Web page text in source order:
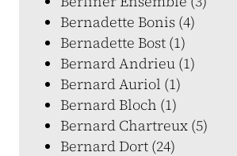
Bernadette Bonis (4)
Bernadette Bost (1)
Bernard Andrieu (1)
Bernard Auriol (1)
Bernard Bloch (1)
Bernard Chartreux (5)
Bernard Dort (24)